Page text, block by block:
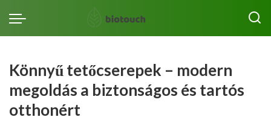
Könnyű tetőcserepek – modern
megoldás a biztonságos és tartós
otthonért